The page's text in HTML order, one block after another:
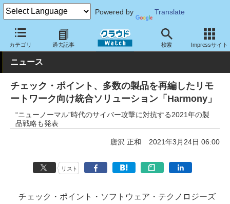
Powered by Translate
カテゴリ 過去記事 検索 Impressサイト
クラウド Watch セキュリティ セキュリティソフト
ニュース
チェック・ポイント、多数の製品を再編したリモ
ートワーク向け統合ソリューション「Harmony」
“ニューノーマル”時代のサイバー攻撃に対抗する2021年の製
品戦略も発表
唐沢 正和 2021年3月24日 06:00
リスト
チェック・ポイント・ソフトウェア・テクノロジーズ